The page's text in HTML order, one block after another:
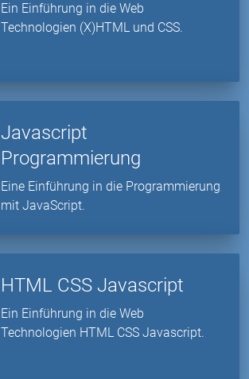
Ein Einführung in die Web
Technologien (X)HTML und CSS.
Javascript
Programmierung
Eine Einführung in die Programmierung
mit JavaScript.
HTML CSS Javascript
Ein Einführung in die Web
Technologien HTML CSS Javascript.